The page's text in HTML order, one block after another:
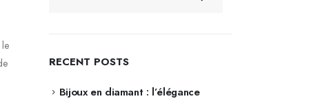
RECENT POSTS
Bijoux en diamant : l’élégance